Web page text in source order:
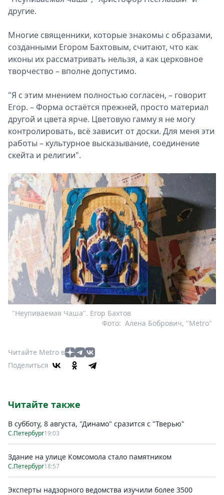
другие.
Многие священники, которые знакомы с образами,
созданными Егором Бахтовым, считают, что как
иконы их рассматривать нельзя, а как церковное
творчество – вполне допустимо.
"Я с этим мнением полностью согласен, – говорит
Егор. – Форма остаётся прежней, просто материал
другой и цвета ярче. Цветовую гамму я не могу
контролировать, всё зависит от доски. Для меня эти
работы – культурное высказывание, соединение
скейта и религии".
"Неупиваемая Чаша". Егор Бахтов
Алена Бобрович, "Metro"
Фото:
Читайте Metro в
Поделиться
Читайте также
В субботу, 8 августа, "Динамо" сразится с "Тверью"
С.Петербург19:03
Здание на улице Комсомола стало памятником
С.Петербург18:57
Эксперты надзорного ведомства изучили более 3500